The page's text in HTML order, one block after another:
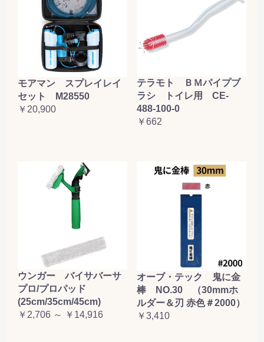
モアマン スプレイレイ
セット M28550
￥20,900
テラモト ＢＭパイプブ
ラシ トイレ用 CE-
488-100-0
￥662
ウンガー バイサバーサ
プロ/プロパッド
(25cm/35cm/45cm)
￥2,706 ～ ￥14,916
オーブ・テック 鬼に金
棒 NO.30 （30mmホ
ルダー＆刃 赤色＃2000）
￥3,410